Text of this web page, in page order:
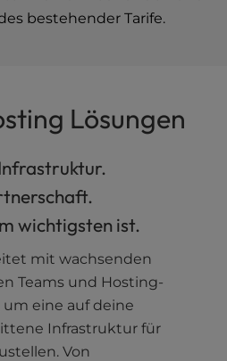
bestehender Tarife.
Lösungen
wichtigsten ist.
mit wachsenden
Teams und Hosting-
eine auf deine
Infrastruktur für
Von